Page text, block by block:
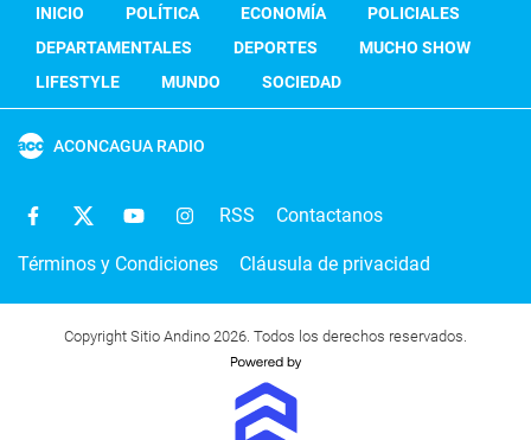
INICIO POLÍTICA ECONOMÍA
POLICIALES
DEPARTAMENTALES
DEPORTES
MUCHO SHOW
LIFESTYLE
MUNDO SOCIEDAD
ACONCAGUA RADIO
RSS Contactanos
Términos y Condiciones Cláusula de privacidad
Copyright Sitio Andino 2026. Todos los derechos reservados.